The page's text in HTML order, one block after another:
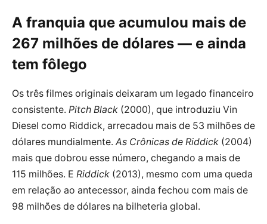
A franquia que acumulou mais de
267 milhões de dólares — e ainda
tem fôlego
Os três filmes originais deixaram um legado financeiro
consistente. Pitch Black (2000), que introduziu Vin
Diesel como Riddick, arrecadou mais de 53 milhões de
dólares mundialmente. As Crônicas de Riddick (2004)
mais que dobrou esse número, chegando a mais de
115 milhões. E Riddick (2013), mesmo com uma queda
em relação ao antecessor, ainda fechou com mais de
98 milhões de dólares na bilheteria global.